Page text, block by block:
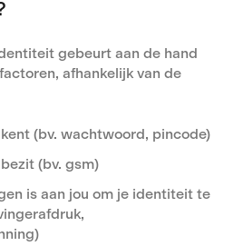
gebeurt aan de hand
afhankelijk van de
(bv. wachtwoord, pincode)
(bv. gsm)
is aan jou om je identiteit te